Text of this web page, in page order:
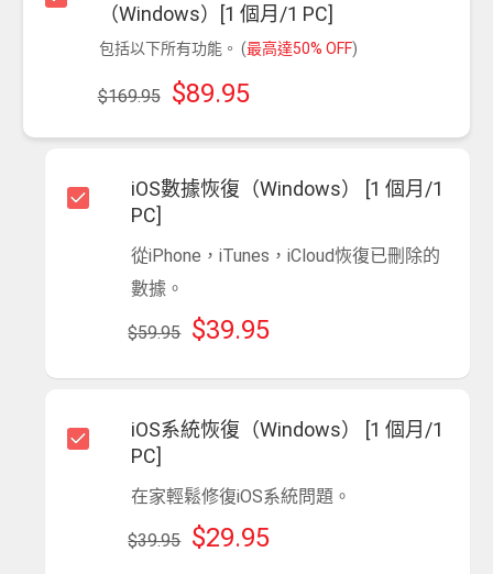
（Windows）[1 個月/1 PC]
包括以下所有功能。 (最高達50% OFF)
$89.95
$169.95
iOS數據恢復（Windows） [1 個月/1
PC]
從iPhone，iTunes，iCloud恢復已刪除的
數據。
$39.95
$59.95
iOS系統恢復（Windows） [1 個月/1
PC]
在家輕鬆修復iOS系統問題。
$29.95
$39.95